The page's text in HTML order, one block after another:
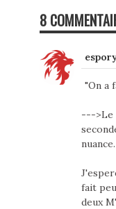
8
"On a
--->Le
nuance.
fait
deux